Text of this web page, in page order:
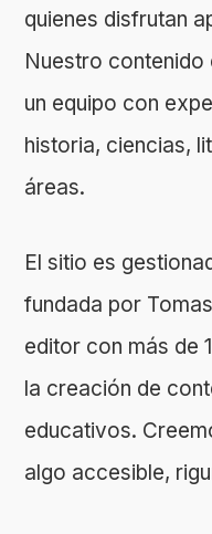
quienes disfrutan
Nuestro
un equipo con
historia, ciencias,
áreas.
El sitio es
fundada por
editor con más de
la creación de
educativos.
algo accesible,